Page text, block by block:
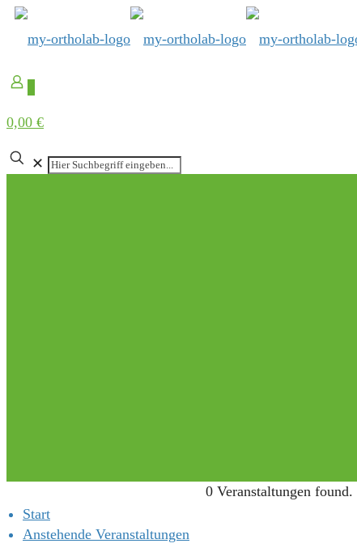
0,00 €
✕
Start
Anstehende Veranstaltungen
0 Veranstaltungen found.